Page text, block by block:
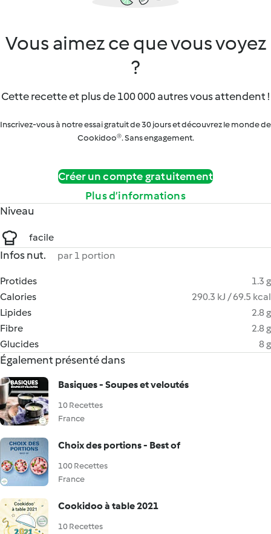
Vous aimez ce que vous voyez
?
Cette recette et plus de 100 000 autres vous attendent !
Inscrivez-vous à notre essai gratuit de 30 jours et découvrez le monde de
Cookidoo®. Sans engagement.
Créer un compte gratuitement
Plus d’informations
Niveau
facile
Infos nut. par 1 portion
Protides
1.3 g
Calories
290.3 kJ / 69.5 kcal
Lipides
2.8 g
Fibre
2.8 g
Glucides
8 g
Également présenté dans
Basiques - Soupes et veloutés
10 Recettes
France
Choix des portions - Best of
100 Recettes
France
Cookidoo à table 2021
10 Recettes